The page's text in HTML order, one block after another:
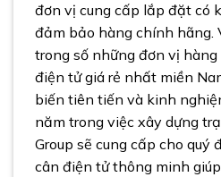
đơn vị cung cấp lắp đặt có
đảm bảo hàng chính hãng.
trong số những đơn vị
điện tử giá rẻ nhất miền
biến tiên tiến và kinh
năm trong việc xây dựng
Group sẽ cung cấp cho quý
cân điện tử thông minh